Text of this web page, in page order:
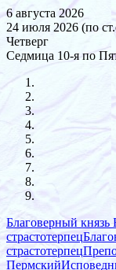
6 августа 2026
24 июля 2026 (по
Четверг
Седмица 10-я по
Благоверный
страстотерпец
страстотерпец
Пермский